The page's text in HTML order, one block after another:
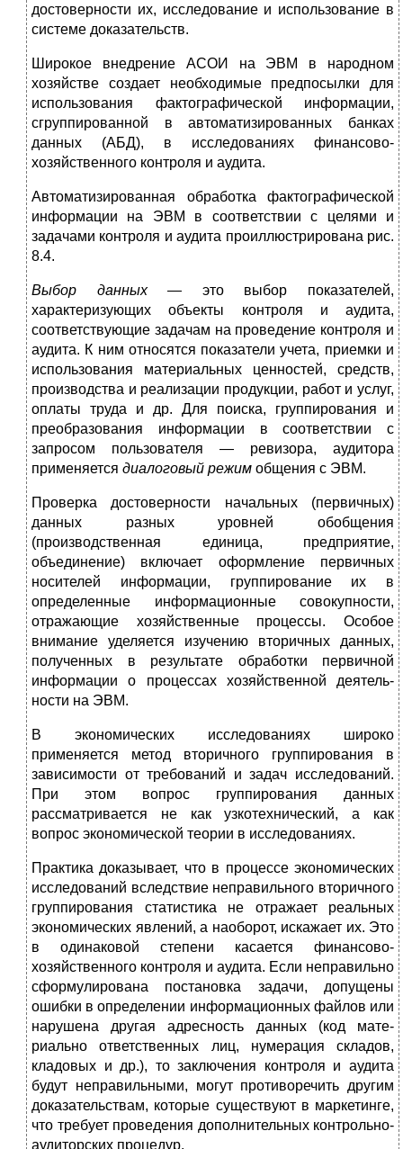
достоверности их, исследование и ис­пользование в
системе доказательств.
Широкое внедрение АСОИ на ЭВМ в народном
хозяй­стве создает необходимые предпосылки для
использования фактографической информации,
сгруппированной в авто­матизированных банках
данных (АБД), в исследованиях финансово-
хозяйственного контроля и аудита.
Автоматизированная обработка фактографической
ин­формации на ЭВМ в соответствии с целями и
задачами кон­троля и аудита проиллюстрирована рис.
8.4.
Выбор данных — это выбор показателей,
характеризую­щих объекты контроля и аудита,
соответствующие задачам на проведение контроля и
аудита. К ним относятся пока­затели учета, приемки и
использования материальных цен­ностей, средств,
производства и реализации продукции, ра­бот и услуг,
оплаты труда и др. Для поиска, группирования и
преобразования информации в соответствии с
запросом пользователя — ревизора, аудитора
применяется диалого­вый режим общения с ЭВМ.
Проверка достоверности начальных (первичных)
данных разных уровней обобщения
(производственная единица, предприятие,
объединение) включает оформление первич­ных
носителей информации, группирование их в
определенные информационные совокупности,
отражающие хозяй­ственные процессы. Особое
внимание уделяется изучению вторичных данных,
полученных в результате обработки первичной
информации о процессах хозяйственной деятель­
ности на ЭВМ.
В экономических исследованиях широко
применяется метод вторичного группирования в
зависимости от требо­ваний и задач исследований.
При этом вопрос группирова­ния данных
рассматривается не как узкотехнический, а как
вопрос экономической теории в исследованиях.
Практика доказывает, что в процессе экономических
исследований вследствие неправильного вторичного
груп­пирования статистика не отражает реальных
экономиче­ских явлений, а наоборот, искажает их. Это
в одинаковой степени касается финансово-
хозяйственного контроля и аудита. Если неправильно
сформулирована постановка за­дачи, допущены
ошибки в определении информационных файлов или
нарушена другая адресность данных (код мате­
риально ответственных лиц, нумерация складов,
кладовых и др.), то заключения контроля и аудита
будут неправиль­ными, могут противоречить другим
доказательствам, кото­рые существуют в маркетинге,
что требует проведения до­полнительных контрольно-
аудиторских процедур.